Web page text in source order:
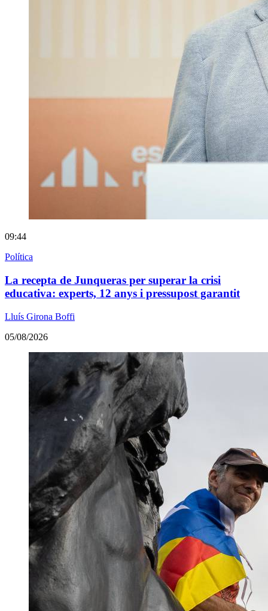
09:44
Política
La recepta de Junqueras per superar la crisi
educativa: experts, 12 anys i pressupost garantit
Lluís Girona Boffi
05/08/2026